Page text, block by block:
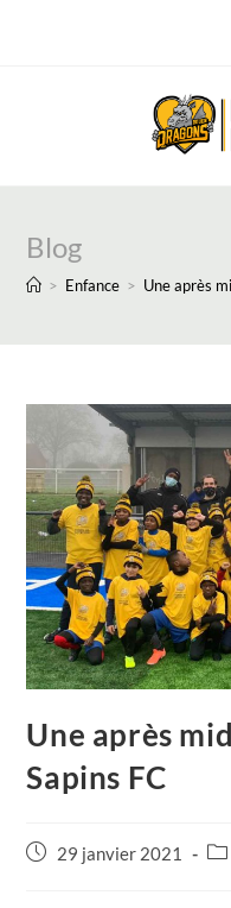
Blog
> Enfance > Une après
Une après
Sapins FC
Publication
29 janvier 2021